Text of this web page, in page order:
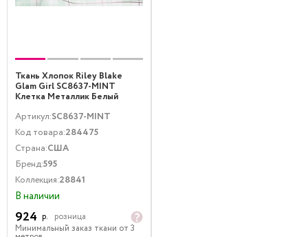
Ткань Хлопок Riley Blake
Glam Girl SC8637-MINT
Клетка Металлик Белый
Артикул:SC8637-MINT
Код товара:284475
Страна:США
Бренд:595
Коллекция:28841
В наличии
924 р.
розница
Минимальный заказ ткани от 3